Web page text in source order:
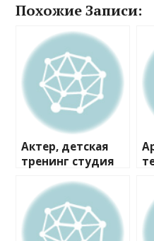
Похожие Записи:
Актер, детская
тренинг студия